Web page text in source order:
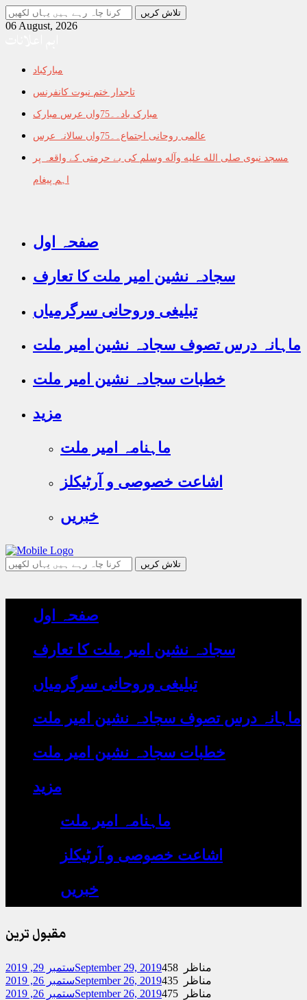
جو
تلاش
یہاں
06 August, 2026
اہم اعلانات
مبارکباد
تاجدار ختم نبوت کانفرنس
مبارک باد۔۔75واں عرس مبارک
عالمی روحانی اجتماع۔۔75واں سالانہ عرس
مسجد نبوی صلى الله عليه وآله وسلم کی بے حرمتی کے واقعہ پر
اہم پیغام
صفحہ اول
سجادہ نشین امیر ملت کا تعارف
تبلیغی وروحانی سرگرمیاں
ماہانہ درس تصوف سجادہ نشین امیر ملت
خطبات سجادہ نشین امیر ملت
مزید
ماہنامہ امیر ملت
اشاعت خصوصی و آرٹیکلز
خبریں
جو
چاہ
صفحہ اول
سجادہ نشین امیر ملت کا تعارف
تبلیغی وروحانی سرگرمیاں
ماہانہ درس تصوف سجادہ نشین امیر ملت
خطبات سجادہ نشین امیر ملت
مزید
ماہنامہ امیر ملت
اشاعت خصوصی و آرٹیکلز
خبریں
مقبول ترین
ستمبر 29, 2019September 29, 2019
458 مناظر
ستمبر 26, 2019September 26, 2019
435 مناظر
ستمبر 26, 2019September 26, 2019
475 مناظر